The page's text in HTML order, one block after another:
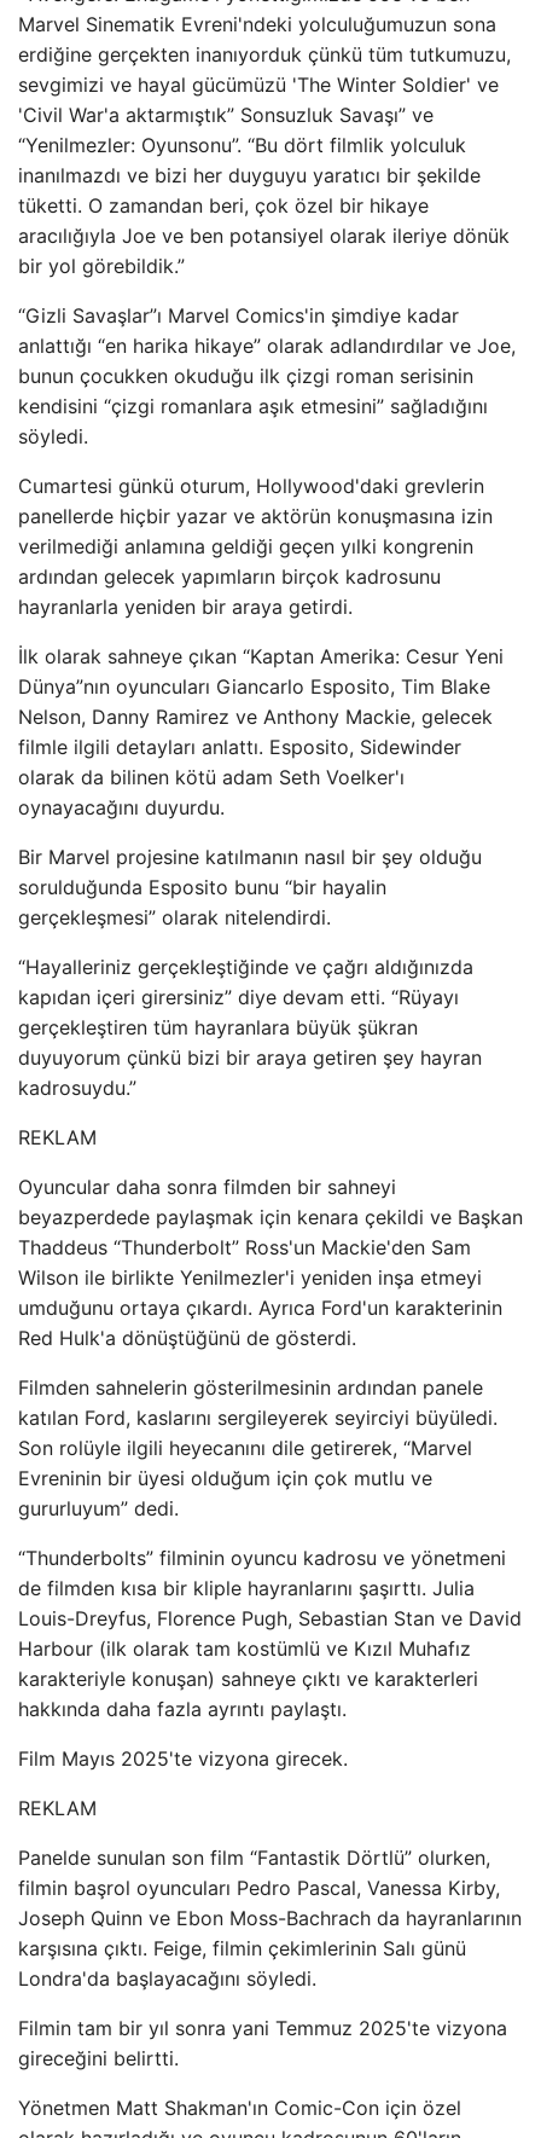
Marvel Sinematik Evreni'ndeki yolculuğumuzun sona
erdiğine gerçekten inanıyorduk çünkü tüm tutkumuzu,
sevgimizi ve hayal gücümüzü 'The Winter Soldier' ​​ve
'Civil War'a aktarmıştık” Sonsuzluk Savaşı” ve
“Yenilmezler: Oyunsonu”. “Bu dört filmlik yolculuk
inanılmazdı ve bizi her duyguyu yaratıcı bir şekilde
tüketti. O zamandan beri, çok özel bir hikaye
aracılığıyla Joe ve ben potansiyel olarak ileriye dönük
bir yol görebildik.”
“Gizli Savaşlar”ı Marvel Comics'in şimdiye kadar
anlattığı “en harika hikaye” olarak adlandırdılar ve Joe,
bunun çocukken okuduğu ilk çizgi roman serisinin
kendisini “çizgi romanlara aşık etmesini” sağladığını
söyledi.
Cumartesi günkü oturum, Hollywood'daki grevlerin
panellerde hiçbir yazar ve aktörün konuşmasına izin
verilmediği anlamına geldiği geçen yılki kongrenin
ardından gelecek yapımların birçok kadrosunu
hayranlarla yeniden bir araya getirdi.
İlk olarak sahneye çıkan “Kaptan Amerika: Cesur Yeni
Dünya”nın oyuncuları Giancarlo Esposito, Tim Blake
Nelson, Danny Ramirez ve Anthony Mackie, gelecek
filmle ilgili detayları anlattı. Esposito, Sidewinder
olarak da bilinen kötü adam Seth Voelker'ı
oynayacağını duyurdu.
Bir Marvel projesine katılmanın nasıl bir şey olduğu
sorulduğunda Esposito bunu “bir hayalin
gerçekleşmesi” olarak nitelendirdi.
“Hayalleriniz gerçekleştiğinde ve çağrı aldığınızda
kapıdan içeri girersiniz” diye devam etti. “Rüyayı
gerçekleştiren tüm hayranlara büyük şükran
duyuyorum çünkü bizi bir araya getiren şey hayran
kadrosuydu.”
REKLAM
Oyuncular daha sonra filmden bir sahneyi
beyazperdede paylaşmak için kenara çekildi ve Başkan
Thaddeus “Thunderbolt” Ross'un Mackie'den Sam
Wilson ile birlikte Yenilmezler'i yeniden inşa etmeyi
umduğunu ortaya çıkardı. Ayrıca Ford'un karakterinin
Red Hulk'a dönüştüğünü de gösterdi.
Filmden sahnelerin gösterilmesinin ardından panele
katılan Ford, kaslarını sergileyerek seyirciyi büyüledi.
Son rolüyle ilgili heyecanını dile getirerek, “Marvel
Evreninin bir üyesi olduğum için çok mutlu ve
gururluyum” dedi.
“Thunderbolts” filminin oyuncu kadrosu ve yönetmeni
de filmden kısa bir kliple hayranlarını şaşırttı. Julia
Louis-Dreyfus, Florence Pugh, Sebastian Stan ve David
Harbour (ilk olarak tam kostümlü ve Kızıl Muhafız
karakteriyle konuşan) sahneye çıktı ve karakterleri
hakkında daha fazla ayrıntı paylaştı.
Film Mayıs 2025'te vizyona girecek.
REKLAM
Panelde sunulan son film “Fantastik Dörtlü” olurken,
filmin başrol oyuncuları Pedro Pascal, Vanessa Kirby,
Joseph Quinn ve Ebon Moss-Bachrach da hayranlarının
karşısına çıktı. Feige, filmin çekimlerinin Salı günü
Londra'da başlayacağını söyledi.
Filmin tam bir yıl sonra yani Temmuz 2025'te vizyona
gireceğini belirtti.
Yönetmen Matt Shakman'ın Comic-Con için özel